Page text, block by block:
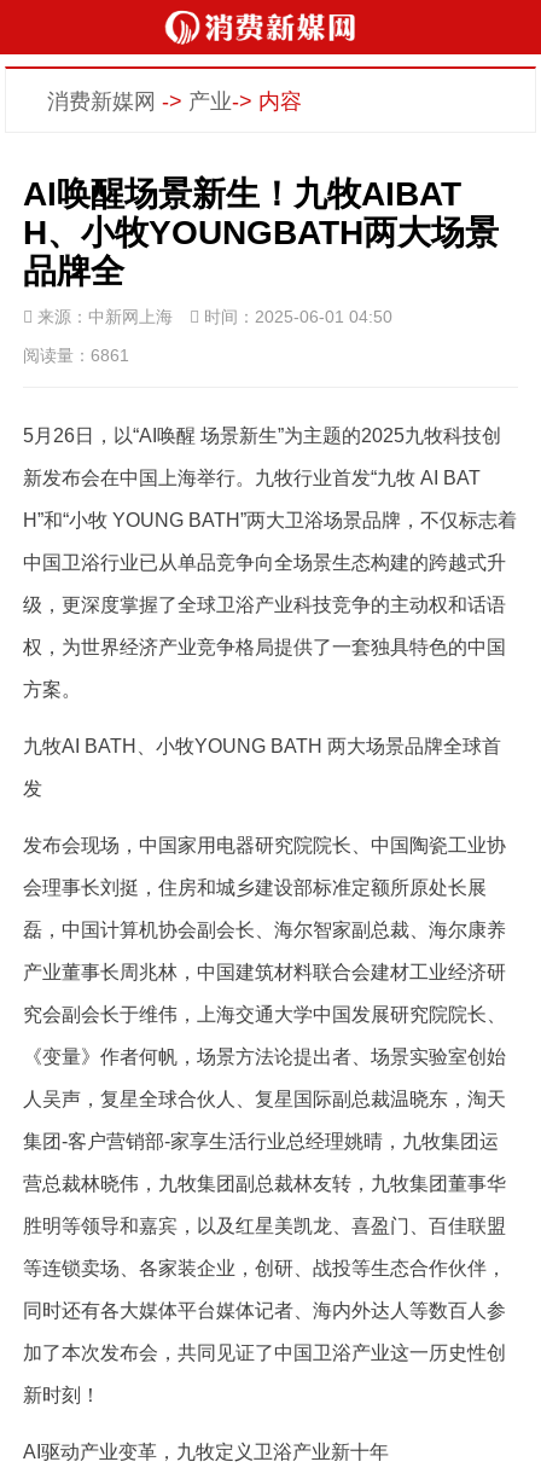
消费新媒网 -> 产业-> 内容
AI唤醒场景新生！九牧AIBAT
H、小牧YOUNGBATH两大场景
品牌全
来源：中新网上海
时间：2025-06-01 04:50
阅读量：6861
5月26日，以“AI唤醒 场景新生”为主题的2025九牧科技创
新发布会在中国上海举行。九牧行业首发“九牧 AI BAT
H”和“小牧 YOUNG BATH”两大卫浴场景品牌，不仅标志着
中国卫浴行业已从单品竞争向全场景生态构建的跨越式升
级，更深度掌握了全球卫浴产业科技竞争的主动权和话语
权，为世界经济产业竞争格局提供了一套独具特色的中国
方案。
九牧AI BATH、小牧YOUNG BATH 两大场景品牌全球首
发
发布会现场，中国家用电器研究院院长、中国陶瓷工业协
会理事长刘挺，住房和城乡建设部标准定额所原处长展
磊，中国计算机协会副会长、海尔智家副总裁、海尔康养
产业董事长周兆林，中国建筑材料联合会建材工业经济研
究会副会长于维伟，上海交通大学中国发展研究院院长、
《变量》作者何帆，场景方法论提出者、场景实验室创始
人吴声，复星全球合伙人、复星国际副总裁温晓东，淘天
集团-客户营销部-家享生活行业总经理姚晴，九牧集团运
营总裁林晓伟，九牧集团副总裁林友转，九牧集团董事华
胜明等领导和嘉宾，以及红星美凯龙、喜盈门、百佳联盟
等连锁卖场、各家装企业，创研、战投等生态合作伙伴，
同时还有各大媒体平台媒体记者、海内外达人等数百人参
加了本次发布会，共同见证了中国卫浴产业这一历史性创
新时刻！
AI驱动产业变革，九牧定义卫浴产业新十年